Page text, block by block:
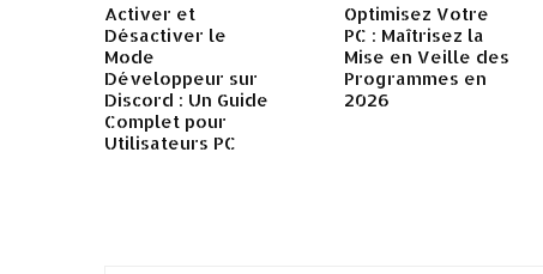
Activer et
Désactiver le
Mode
Développeur sur
Discord : Un Guide
Complet pour
Utilisateurs PC
Optimisez Votre
PC : Maîtrisez la
Mise en Veille des
Programmes en
2026